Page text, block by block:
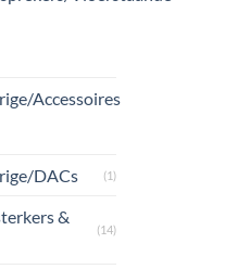
Accessoires
DACs (1)
&
(14)